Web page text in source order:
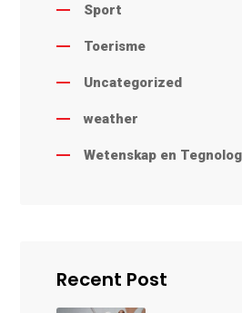
Sport
Toerisme
Uncategorized
weather
Wetenskap en
Recent Post